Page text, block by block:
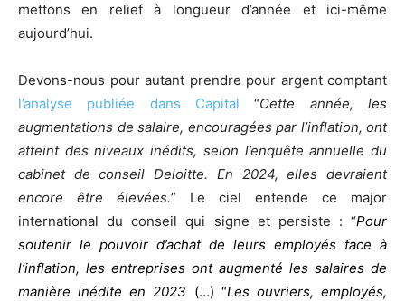
mettons en relief à longueur d’année et ici-même
aujourd’hui.
Devons-nous pour autant prendre pour argent comptant
l’analyse publiée dans Capital “Cette année, les
augmentations de salaire, encouragées par l’inflation, ont
atteint des niveaux inédits, selon l’enquête annuelle du
cabinet de conseil Deloitte. En 2024, elles devraient
encore être élevées.” Le ciel entende ce major
international du conseil qui signe et persiste : “Pour
soutenir le pouvoir d’achat de leurs employés face à
l’inflation, les entreprises ont augmenté les salaires de
manière inédite en 2023 (…) “Les ouvriers, employés,